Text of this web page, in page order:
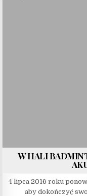
W HALI
4 lipca 2016 roku
aby dokończyć